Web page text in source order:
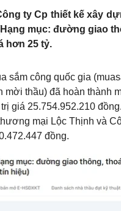
ty Cp thiết kế xây
mục: đường giao
hơn 25 tỷ.
sắm công quốc gia
mời thầu) đã hoàn thành
trị giá 25.754.952.210
mại Lộc Thịnh và
đồng.